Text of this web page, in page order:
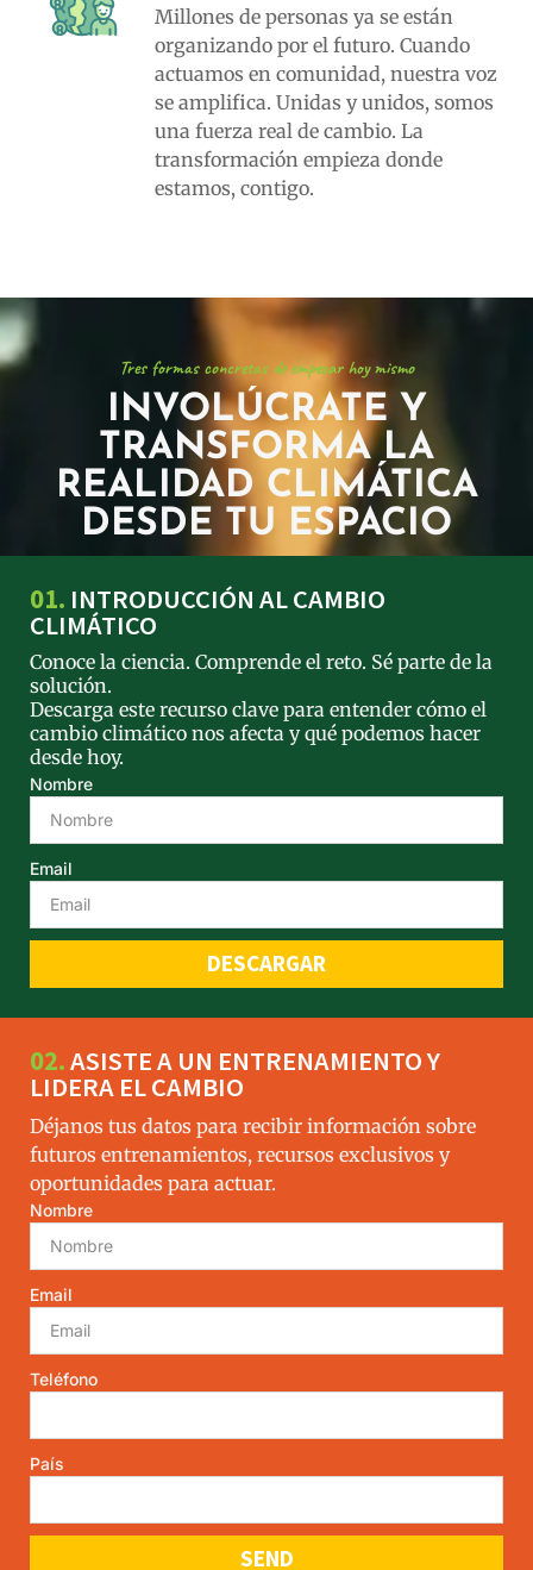
Millones de personas ya se están
organizando por el futuro. Cuando
actuamos en comunidad, nuestra voz
se amplifica. Unidas y unidos, somos
una fuerza real de cambio. La
transformación empieza donde
estamos, contigo.
Tres formas concretas de empezar hoy mismo
INVOLÚCRATE Y
TRANSFORMA LA
REALIDAD CLIMÁTICA
DESDE TU ESPACIO
01. INTRODUCCIÓN AL CAMBIO
CLIMÁTICO
Conoce la ciencia. Comprende el reto. Sé parte de la
solución.
Descarga este recurso clave para entender cómo el
cambio climático nos afecta y qué podemos hacer
desde hoy.
Nombre
Email
DESCARGAR
02.ASISTE A UN ENTRENAMIENTO Y
LIDERA EL CAMBIO
Déjanos tus datos para recibir información sobre
futuros entrenamientos, recursos exclusivos y
oportunidades para actuar.
Nombre
Email
Teléfono
País
SEND